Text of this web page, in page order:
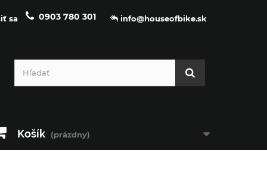
info@houseofbike.sk
0903 780 301
sa
Košík (prázdny)